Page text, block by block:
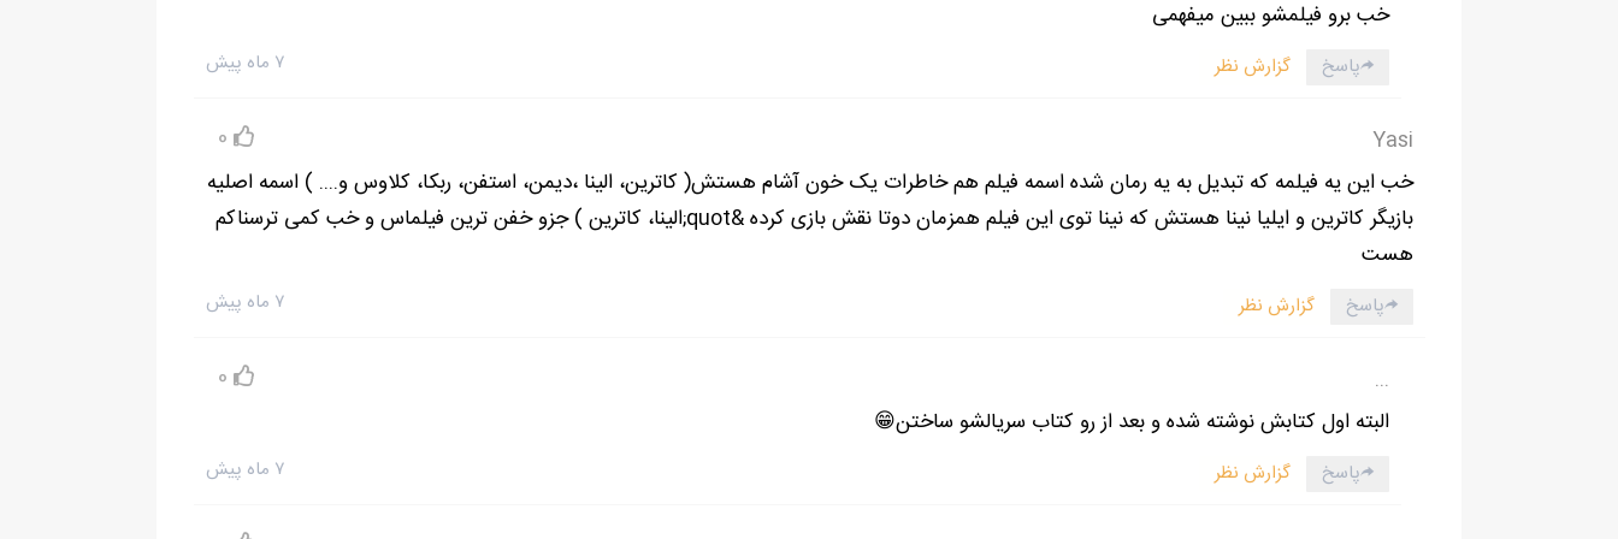
الينا گفت :" برام مهم نيس كه چي منتظره ! اگه استيفن اونجاست، من هم ميرم همون جا ."
مرديث گفت :" پس همه ميريم اونجا ."
تنها برم."
باني چانه اش را جلو داد و گفت :" شوخي ميكني؟ما عاشق خطريم .من ميخوام توي قبرم جوونو زيبا باشم،يادته كه!"
الينابه سرعت گفت :" نگو! خودت بودي كه ميگفتي اين يه بازي نيس"!!
مرديث يادآوري كرد:"همينطور براي استيفن . با ايستادن اينجا نمي تونيم كاري براش بكنيم."
زمانيكه تقريبا آماده شدند الينا به سمت در رفت . سپس ايستاد و گفت:"رابرت ! هيچ راهي نيس كه بتونيم ازش رد شيم،حتي اگه خواب باشه!"
باني گفت : "اوه ! عاليه !!"
خب برو فیلمشو ببین میفهمی
۷ ماه پیش پاسخ گزارش نظر
Yasi
0
خب این یه فیلمه که تبدیل به یه رمان شده اسمه فیلم هم خاطرات یک خون آشام هستش( کاترین، الینا ،دیمن، استفن، ربکا، کلاوس و.... ) اسمه اصلیه
بازیگر کاترین و ایلیا نینا هستش که نینا توی این فیلم همزمان دوتا نقش بازی کرده &quot;الینا، کاترین ) جزو خفن ترین فیلماس و خب کمی ترسناکم
هست
۷ ماه پیش پاسخ گزارش نظر
...
0
البته اول کتابش نوشته شده و بعد از رو کتاب سریالشو ساختن😁
۷ ماه پیش پاسخ گزارش نظر